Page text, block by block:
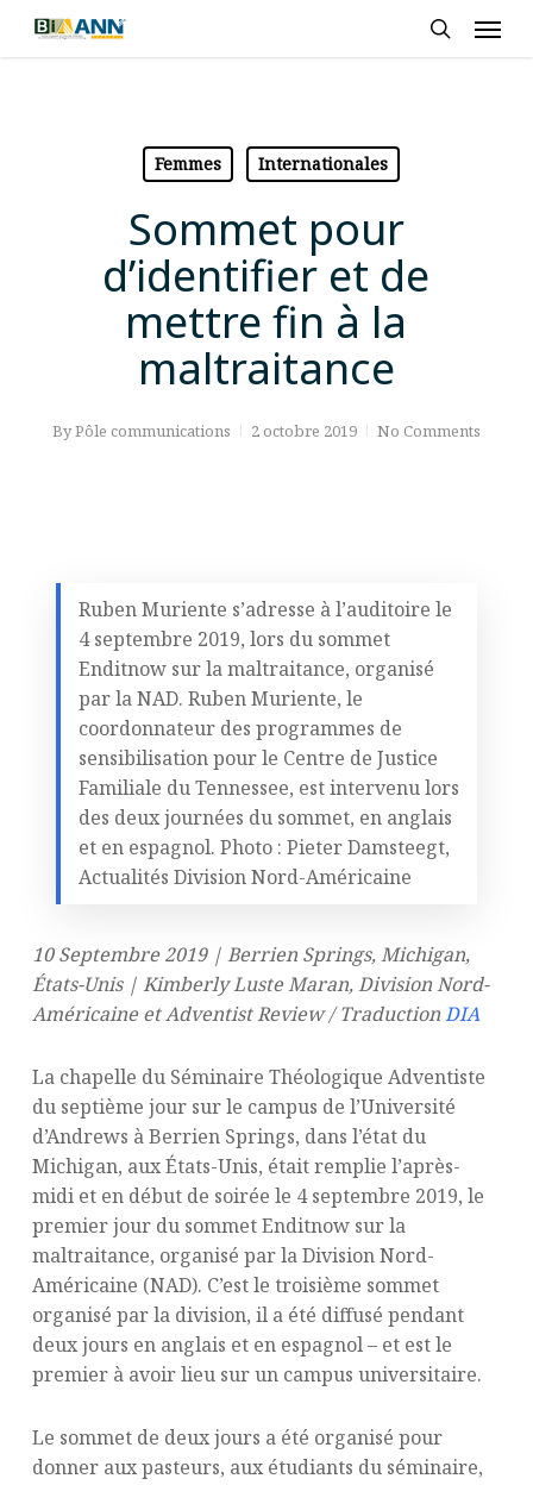
Skip
Femmes Internationales
Sommet pour
d’identifier et de
mettre fin à la
maltraitance
ByPôle communications 2 octobre 2019 No Comments
Ruben Muriente s’adresse à l’auditoire le
4 septembre 2019, lors du sommet
Enditnow sur la maltraitance, organisé
par la NAD. Ruben Muriente, le
coordonnateur des programmes de
sensibilisation pour le Centre de Justice
Familiale du Tennessee, est intervenu lors
des deux journées du sommet, en anglais
et en espagnol. Photo : Pieter Damsteegt,
Actualités Division Nord-Américaine
10 Septembre 2019 | Berrien Springs, Michigan,
États-Unis | Kimberly Luste Maran, Division Nord-
Américaine et Adventist Review / TraductionDIA
La chapelle du Séminaire Théologique Adventiste
du septième jour sur le campus de l’Université
d’Andrews à Berrien Springs, dans l’état du
Michigan, aux États-Unis, était remplie l’après-
midi et en début de soirée le 4 septembre 2019, le
premier jour du sommet Enditnow sur la
maltraitance, organisé par la Division Nord-
Américaine (NAD). C’est le troisième sommet
organisé par la division, il a été diffusé pendant
deux jours en anglais et en espagnol – et est le
premier à avoir lieu sur un campus universitaire.
Le sommet de deux jours a été organisé pour
donner aux pasteurs, aux étudiants du séminaire,